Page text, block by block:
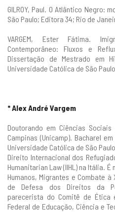
GILROY, Paul. O Atlântico Negro:
São Paulo; Editora 34; Rio de
VARGEM, Ester Fátima.
Contemporâneo: Fluxos e
Dissertação de Mestrado em
Universidade Católica de São Paulo.
* Alex André Vargem
Doutorando em Ciências
Campinas (Unicamp). Bacharel
Universidade Católica de São
Direito Internacional dos
Humanitarian Law (IIHL) na Itália.
Humanos, Migrantes e Combate
de Defesa dos Direitos da
parecerista do Comitê de Ética
Federal de Educação, Ciência e